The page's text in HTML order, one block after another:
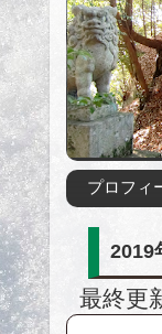
プロフィ
2019
最終更